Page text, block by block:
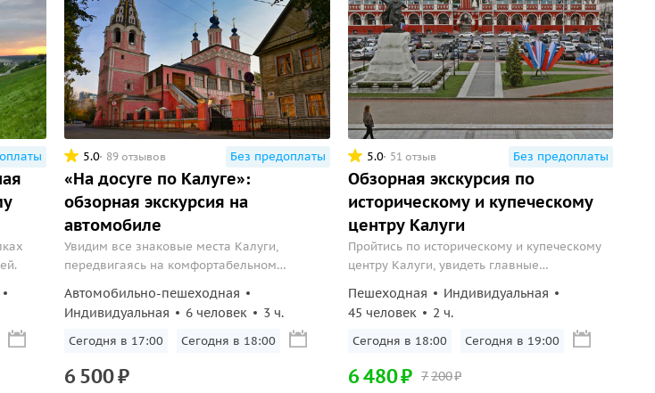
5.0 89 отзывов Без предоплаты
«На досуге по Калуге»:
обзорная экскурсия на
автомобиле
Увидим все знаковые места Калуги,
передвигаясь на комфортабельном
Автомобильно-пешеходная
Индивидуальная
6 человек 3 ч.
Сегодня в 17:00 Сегодня в 18:00
6 500₽
5.0 51 отзыв Без предоплаты
Обзорная экскурсия по
историческому и купеческому
центру Калуги
Пройтись по историческому и купеческому
центру Калуги, увидеть главные
влюбиться в город над Окой.
Пешеходная
Индивидуальная
45 человек
2 ч.
Сегодня в 18:00 Сегодня в 19:00
7200₽
6480₽